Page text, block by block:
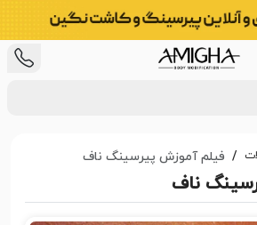
فیلم آموزش پیرسینگ ناف
ناف